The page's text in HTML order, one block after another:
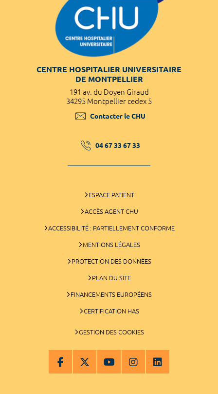
CENTRE HOSPITALIER UNIVERSITAIRE
DE MONTPELLIER
191 av. du Doyen Giraud
34295 Montpellier cedex 5
Contacter le CHU
04 67 33 67 33
ESPACE PATIENT
ACCÈS AGENT CHU
ACCESSIBILITÉ : PARTIELLEMENT CONFORME
MENTIONS LÉGALES
PROTECTION DES DONNÉES
PLAN DU SITE
FINANCEMENTS EUROPÉENS
CERTIFICATION HAS
GESTION DES COOKIES